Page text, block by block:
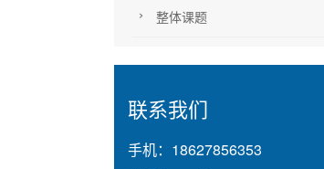
整体课题
联系我们
手机： 18627856353